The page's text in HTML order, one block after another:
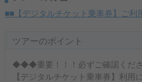
■■【デジタルチケット乗車券】ご利
ツアーのポイント
◆◆◆重要！！！必ずご確認くだ
【デジタルチケット乗車券】利用